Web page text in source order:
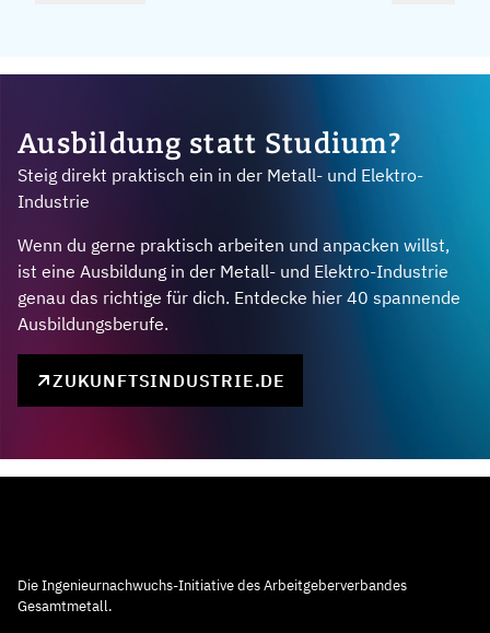
Ausbildung statt Studium?
Steig direkt praktisch ein in der Metall- und Elektro-
Industrie
Wenn du gerne praktisch arbeiten und anpacken willst,
ist eine Ausbildung in der Metall- und Elektro-Industrie
genau das richtige für dich. Entdecke hier 40 spannende
Ausbildungsberufe.
ZUKUNFTSINDUSTRIE.DE
Die Ingenieurnachwuchs-Initiative des Arbeitgeberverbandes
Gesamtmetall.